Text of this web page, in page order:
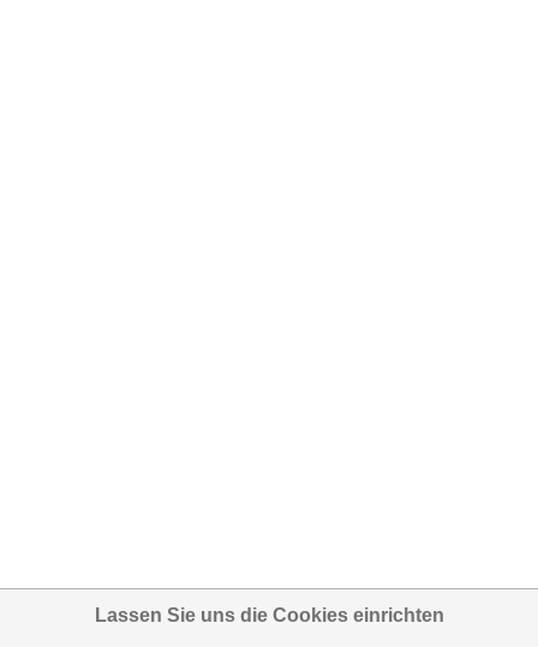
Lassen Sie uns die Cookies einrichten